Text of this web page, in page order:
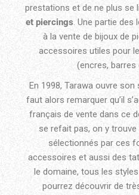
prestations et de ne plus se
et piercings. Une partie des
à la vente de bijoux de
accessoires utiles pour
(encres, barres
En 1998, Tarawa ouvre
faut alors remarquer qu’il
français de vente dans ce
se refait pas, on y
sélectionnés par ces
accessoires et aussi des
le domaine, tous les
pourrez découvrir de